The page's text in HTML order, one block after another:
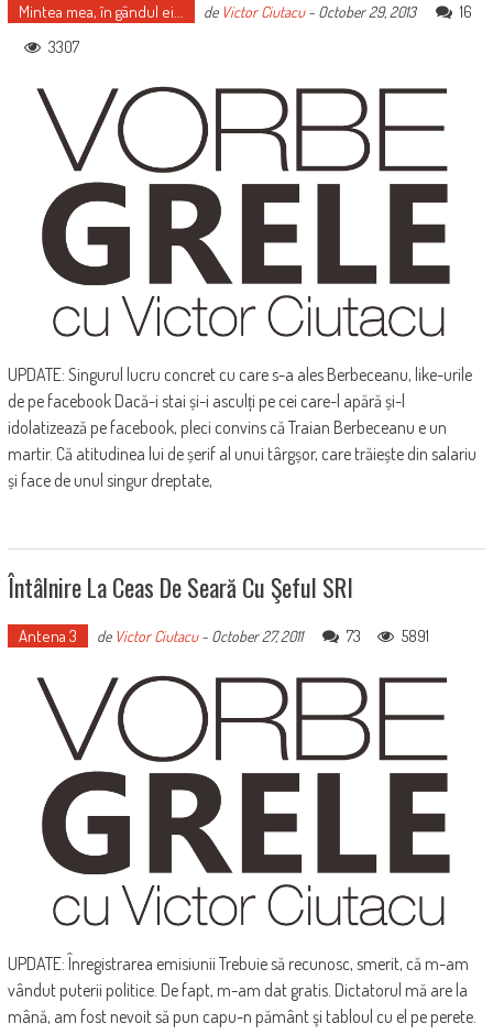
Mintea mea, în gândul ei... de Victor Ciutacu- October 29, 2013
16
3307
UPDATE: Singurul lucru concret cu care s-a ales Berbeceanu, like-urile
de pe facebook Dacă-i stai și-i asculți pe cei care-l apără și-l
idolatizează pe facebook, pleci convins că Traian Berbeceanu e un
martir. Că atitudinea lui de șerif al unui târgșor, care trăiește din salariu
și face de unul singur dreptate,
Întâlnire La Ceas De Seară Cu Şeful SRI
Antena 3 de Victor Ciutacu- October 27, 2011 73 5891
UPDATE: Înregistrarea emisiunii Trebuie să recunosc, smerit, că m-am
vândut puterii politice. De fapt, m-am dat gratis. Dictatorul mă are la
mână, am fost nevoit să pun capu-n pământ şi tabloul cu el pe perete.